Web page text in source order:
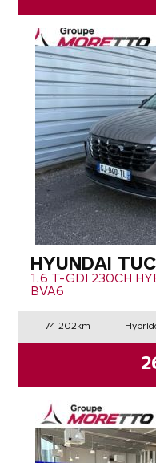
HYUNDAI
1.6 T-GDI 230CH
BVA6
74 202km